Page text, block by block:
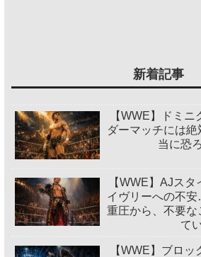
新着記事
【WWE】ドミ
ダーマッチには
当に恐
【WWE】AJス
イヴリーへの不
重圧から、不要な
て
【WWE】ブロ